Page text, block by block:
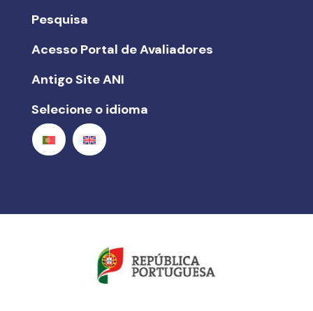
Pesquisa
Acesso Portal de Avaliadores
Antigo Site ANI
Selecione o idioma